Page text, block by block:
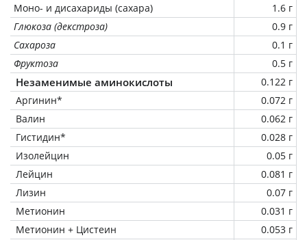
Моно- и дисахариды (сахара)
1.6 г
Глюкоза (декстроза)
0.9 г
Сахароза
0.1 г
Фруктоза
0.5 г
Незаменимые аминокислоты
0.122 г
Аргинин*
0.072 г
Валин
0.062 г
Гистидин*
0.028 г
Изолейцин
0.05 г
Лейцин
0.081 г
Лизин
0.07 г
Метионин
0.031 г
Метионин + Цистеин
0.053 г